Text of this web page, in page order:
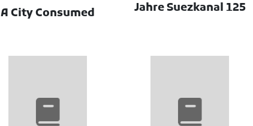
125 Jahre Suezkanal
A City Consumed